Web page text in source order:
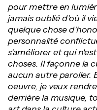
pour mettre en
jamais oublié d'où il
quelque chose
personnalité
s'améliorer et qui
choses. Il façonne la
aucun autre parolier.
oeuvre, je veux
derrière la musique,